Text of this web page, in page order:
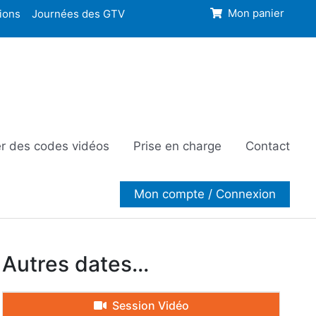
Journées des GTV Mon panier
des codes vidéos Prise en charge Contact
Mon compte / Connexion
Autres dates...
Session Vidéo